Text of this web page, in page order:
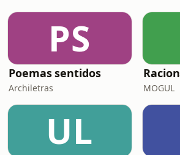
PS
Poemas sentidos
Archiletras MOGUL
UL